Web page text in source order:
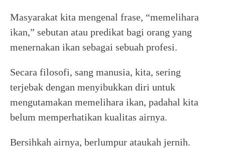
Masyarakat kita mengenal frase, “memelihara
ikan,” sebutan atau predikat bagi orang yang
menernakan ikan sebagai sebuah profesi.
Secara filosofi, sang manusia, kita, sering
terjebak dengan menyibukkan diri untuk
mengutamakan memelihara ikan, padahal kita
belum memperhatikan kualitas airnya.
Bersihkah airnya, berlumpur ataukah jernih.